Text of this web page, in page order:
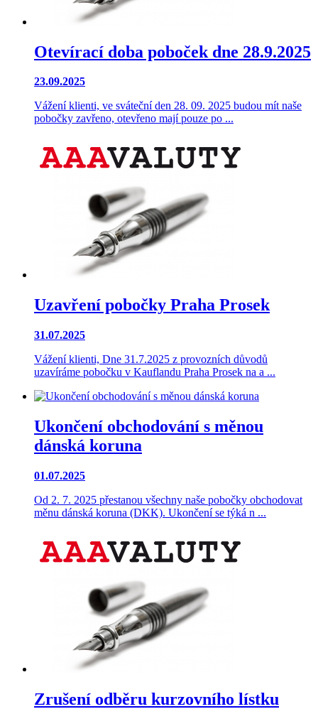
Otevírací doba poboček dne 28.9.2025
23.09.2025
Vážení klienti, ve sváteční den 28. 09. 2025 budou mít naše
pobočky zavřeno, otevřeno mají pouze po ...
Uzavření pobočky Praha Prosek
31.07.2025
Vážení klienti, Dne 31.7.2025 z provozních důvodů
uzavíráme pobočku v Kauflandu Praha Prosek na a ...
Ukončení obchodování s měnou
dánská koruna
01.07.2025
Od 2. 7. 2025 přestanou všechny naše pobočky obchodovat
měnu dánská koruna (DKK). Ukončení se týká n ...
Zrušení odběru kurzovního lístku